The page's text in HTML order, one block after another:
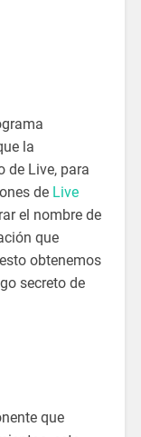
la
de Live, para
de Live
el nombre de
que
obtenemos
secreto de
que